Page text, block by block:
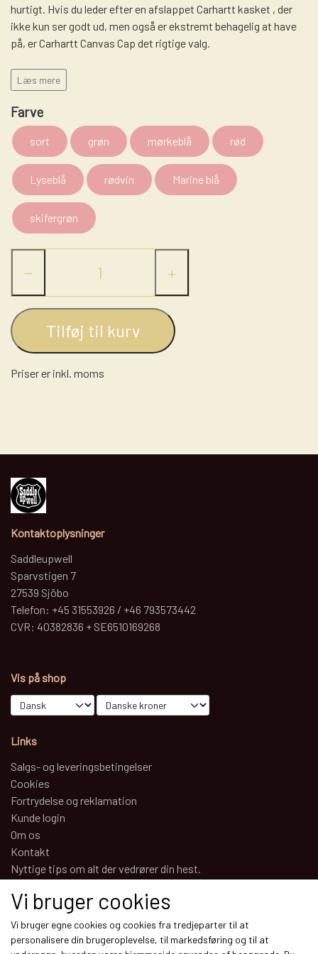
LASSO - RANCH ROPE
NUMBERHOLDERS - NUMMERHOLDER
STRÅHATTE
FILTHATTE
STIGBØJLER / STIRRUPS
TRENSER
hurtigt. Hvis du leder efter en afslappet Carhartt kasket , der
ikke kun ser godt ud, men også er ekstremt behagelig at have
på, er Carhartt Canvas Cap det rigtige valg.
Størrelse: One size
Farve: mange forskellige farver
Bestil gerne ved 0 på lager
Læs mere
Farve
sort grøn mørkeblå rød
Lyseblå rødvin Marine blå
skifergrøn
− +
Tilføj til kurv
Priser er inkl. moms
Kontaktoplysninger
Saddleupwell
Sparvstigen 7
27539 Sjöbo
Telefon: +45 31553926 / +46 793573442
CVR: 40382836 + SE6510169268
Vis på shop
Links
Salgs- og leveringsbetingelser
Cookies
Fortrydelse og reklamation
Kunde login
Om os
Kontakt
Nyttige tips om alt der vedrører din hest.
Sociale medier
Vi bruger cookies
Vi bruger egne cookies og cookies fra tredjeparter til at
personalisere din brugeroplevelse, til markedsføring og til at